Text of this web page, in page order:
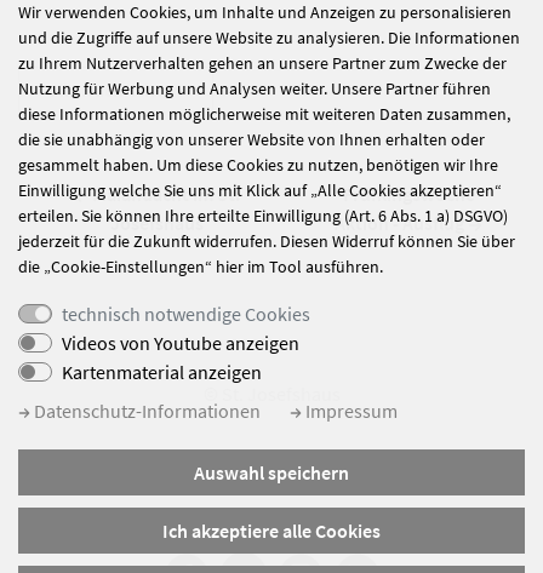
alle Nachrichten
Maiandacht im St.
Josefshaus
"Frühlingswoche"
Aktion - Ausflug
Datenschutz
Wir verwenden Cookies, um Inhalte und Anzeigen zu personalisieren
und die Zugriffe auf unsere Website zu analysieren. Die Informationen
zu Ihrem Nutzerverhalten gehen an unsere Partner zum Zwecke der
Nutzung für Werbung und Analysen weiter. Unsere Partner führen
diese Informationen möglicherweise mit weiteren Daten zusammen,
die sie unabhängig von unserer Website von Ihnen erhalten oder
gesammelt haben. Um diese Cookies zu nutzen, benötigen wir Ihre
Einwilligung welche Sie uns mit Klick auf „Alle Cookies akzeptieren“
erteilen. Sie können Ihre erteilte Einwilligung (Art. 6 Abs. 1 a) DSGVO)
jederzeit für die Zukunft widerrufen. Diesen Widerruf können Sie über
die „Cookie-Einstellungen“ hier im Tool ausführen.
technisch notwendige Cookies
Videos von Youtube anzeigen
Kartenmaterial anzeigen
Datenschutz-Informationen
Impressum
Auswahl speichern
Ich akzeptiere alle Cookies